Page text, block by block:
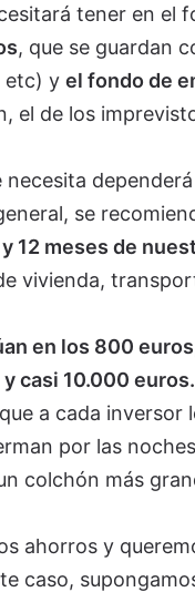
tener en el
, que se guardan
etc) y el fondo de
el de los
se
12 meses de
vivienda,
en los 800
casi 10.000 euros.
a cada inversor
por las
colchón más
ahorros y
caso,